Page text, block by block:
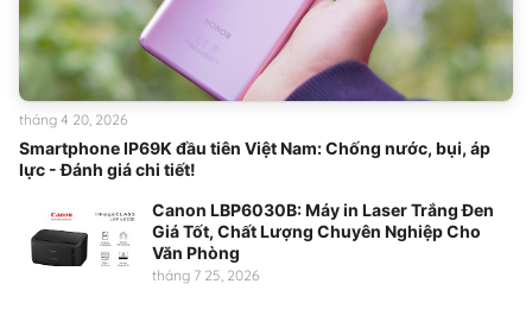
Smartphone IP69K đầu tiên Việt Nam: Chống nước, bụi, áp
lực - Đánh giá chi tiết!
tháng 4 20, 2026
Canon LBP6030B: Máy in Laser Trắng Đen
Giá Tốt, Chất Lượng Chuyên Nghiệp Cho
Văn Phòng
tháng 7 25, 2026